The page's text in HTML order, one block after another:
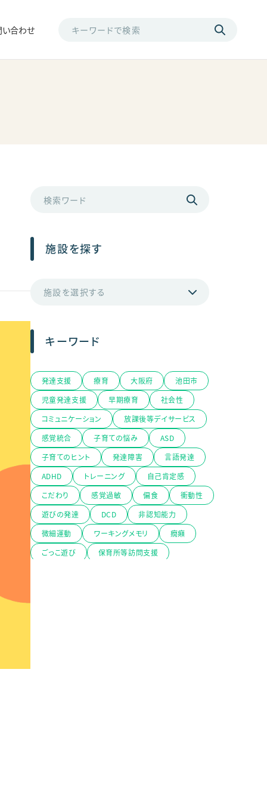
い合わせ
施設を探す
キーワード
発達支援 療育 大阪府
池田市
児童発達支援
早期療育
社会性
コミュニケーション
放課後等デイサービス
感覚統合
子育ての悩み
ASD
子育てのヒント
発達障害
言語発達
ADHD
トレーニング
自己肯定感
こだわり
感覚過敏 偏食
衝動性
遊びの発達
DCD
非認知能力
微細運動
ワーキングメモリ
癇癪
ごっこ遊び
保育所等訪問支援